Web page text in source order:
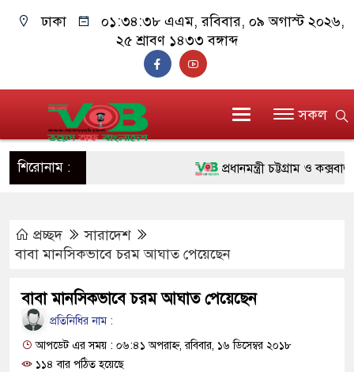
ঢাকা ০১:৩৪:৩৯ এএম, রবিবার, ০৯ অগাস্ট ২০২৬,
২৫ শ্রাবণ ১৪৩৩ বঙ্গাব্দ
সকল
শিরোনাম : প্রধানমন্ত্রী চট্টগ্রাম ও
দাঁড়াবে : ডা. জুবাইদা রহমান
ফ্যাসিবাদবিরোধী আন্দোলনে
প্রচ্ছদ
সারাদেশ
বাবা মানসিকভাবে চরম আঘাত পেয়েছেন
বাবা মানসিকভাবে চরম আঘাত পেয়েছেন
প্রতিনিধির নাম :
আপডেট এর সময় : ০৬:৪১ অপরাহ্ন, রবিবার, ১৬ ডিসেম্বর ২০১৮
১১৪ বার পঠিত হয়েছে